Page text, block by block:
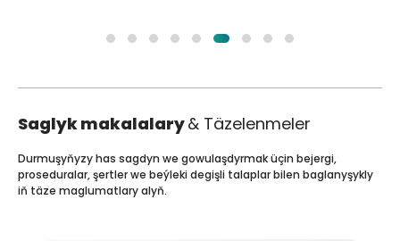
Saglyk makalalary& Täzelenmeler
Durmuşyňyzy has sagdyn we gowulaşdyrmak üçin bejergi,
proseduralar, şertler we beýleki degişli talaplar bilen baglanyşykly
iň täze maglumatlary alyň.